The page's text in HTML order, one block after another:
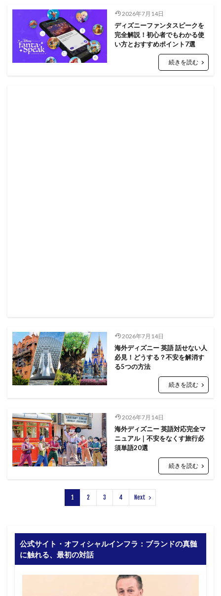
2026年7月14日
ディズニーファンタスピークを
完全解説！初心者でもわかる使
い方とおすすめポイント7選
続きを読む
2026年7月14日
海外ディズニー 英語 話せない人
必見！どうする？不安を解消す
る5つの方法
続きを読む
2026年7月14日
海外ディズニー 英語対応完全マ
ニュアル｜不安をなくす旅行必
須単語20選
続きを読む
1 2 3 4 Next
公式サイト・オフィシャルインフラ：ブランドの真髄
に触れる、最初の対話